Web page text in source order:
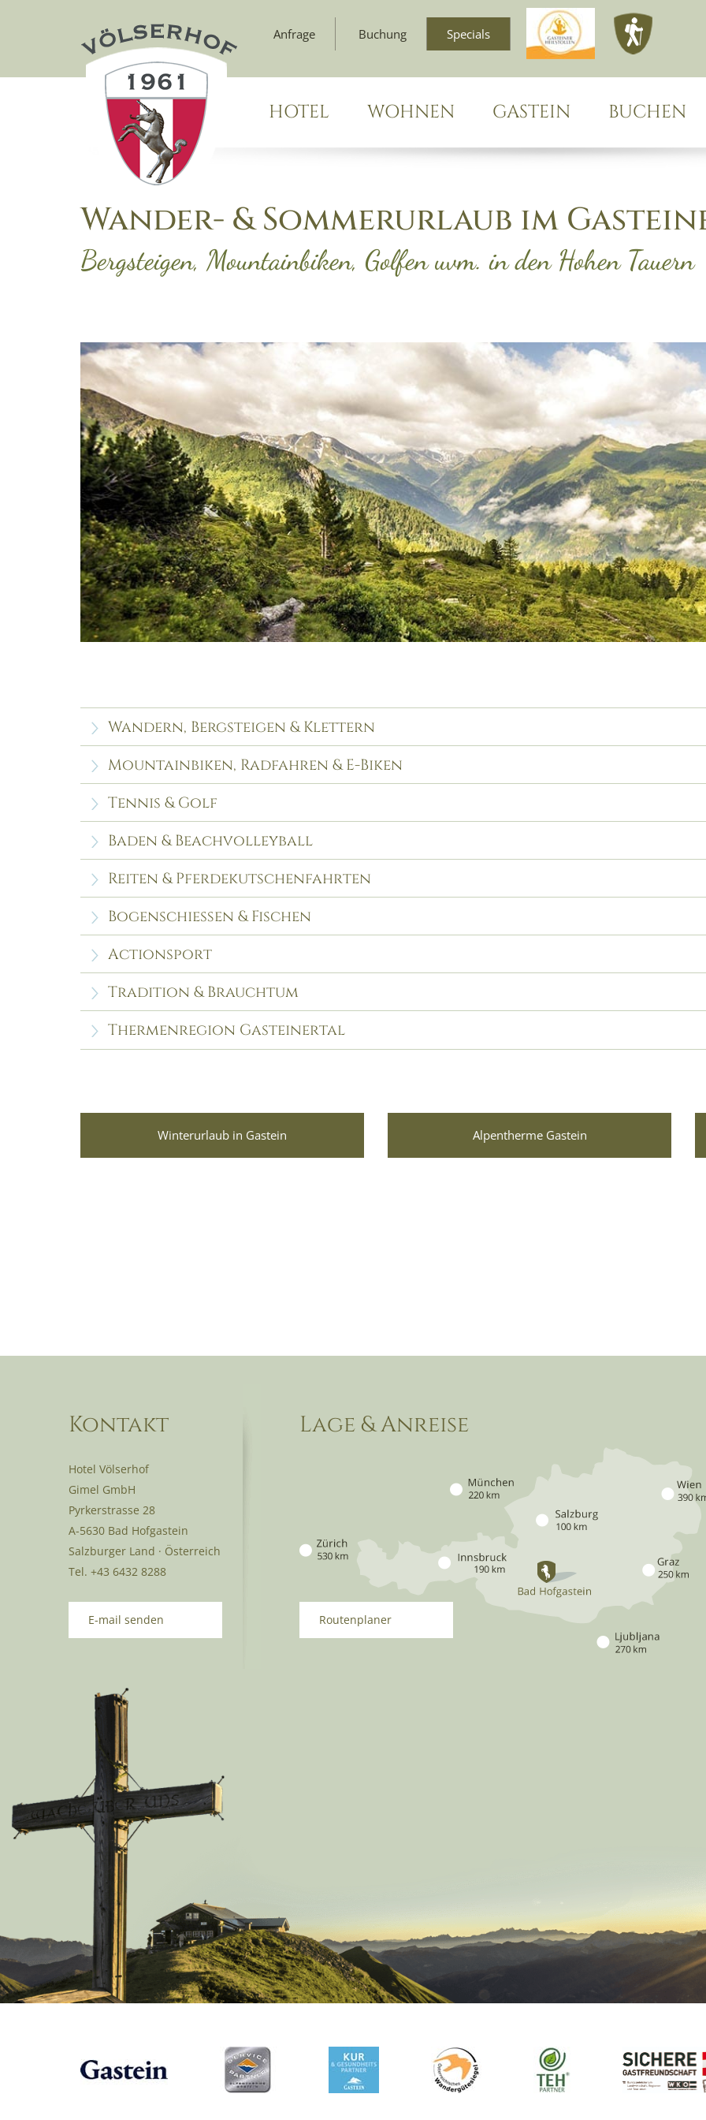
Anfrage Buchung Specials
HOTEL WOHNEN GASTEIN BUCHEN
Wander- & Sommerurlaub im
Bergsteigen, Mountainbiken, Golfen uvm. in den Hohen Tauern
Wandern, Bergsteigen & Klettern
Mountainbiken, Radfahren & E-Biken
Tennis & Golf
Baden & Beachvolleyball
Reiten & Pferdekutschenfahrten
Bogenschießen & Fischen
Actionsport
Tradition & Brauchtum
Thermenregion Gasteinertal
Winterurlaub in Gastein Alpentherme Gastein
Kontakt
Hotel Völserhof
Gimel GmbH
Pyrkerstrasse 28
A-5630 Bad Hofgastein
Salzburger Land · Österreich
Tel. +43 6432 8288
E-mail senden
Lage & Anreise
Routenplaner